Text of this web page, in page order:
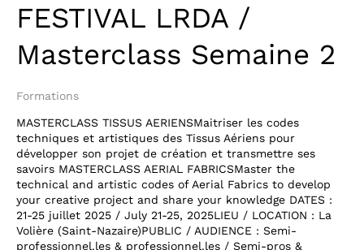
FESTIVAL LRDA /
Masterclass Semaine 2
Formations
MASTERCLASS TISSUS AERIENSMaitriser les codes
techniques et artistiques des Tissus Aériens pour
développer son projet de création et transmettre ses
savoirs MASTERCLASS AERIAL FABRICSMaster the
technical and artistic codes of Aerial Fabrics to develop
your creative project and share your knowledge DATES :
21-25 juillet 2025 / July 21-25, 2025LIEU / LOCATION : La
Volière (Saint-Nazaire)PUBLIC / AUDIENCE : Semi-
professionnel.les & professionnel.les / Semi-pros &